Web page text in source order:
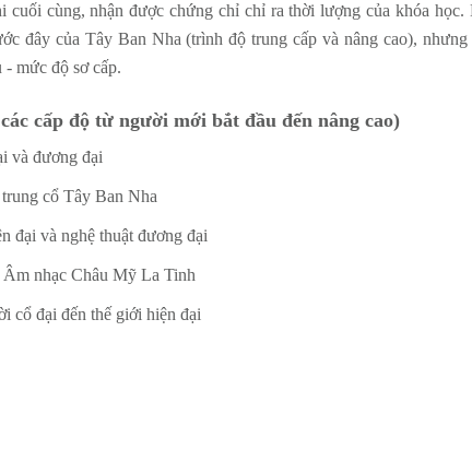
cùng, nhận được chứng chỉ chỉ ra thời lượng của khóa học.
đây của Tây Ban Nha (trình độ trung cấp và nâng cao),
mức độ sơ cấp.
cấp độ từ người mới bắt đầu đến nâng cao)
và đương đại
cổ Tây Ban Nha
đại và nghệ thuật đương đại
nhạc Châu Mỹ La Tinh
cổ đại đến thế giới hiện đại